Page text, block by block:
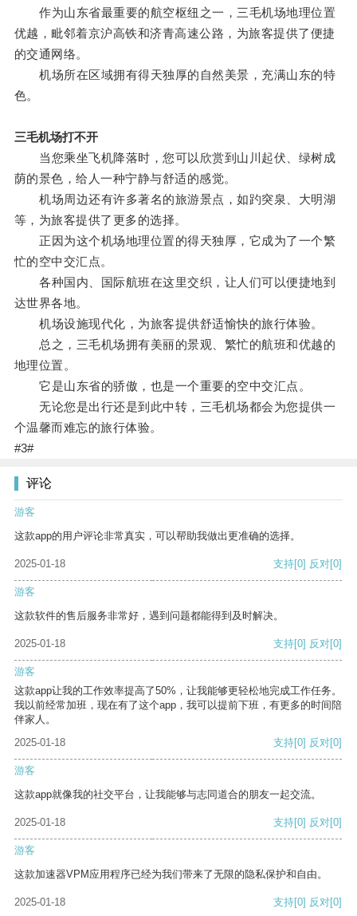
作为山东省最重要的航空枢纽之一，三毛机场地理位置
优越，毗邻着京沪高铁和济青高速公路，为旅客提供了便捷
的交通网络。
机场所在区域拥有得天独厚的自然美景，充满山东的特
色。
三毛机场打不开
当您乘坐飞机降落时，您可以欣赏到山川起伏、绿树成
荫的景色，给人一种宁静与舒适的感觉。
机场周边还有许多著名的旅游景点，如趵突泉、大明湖
等，为旅客提供了更多的选择。
正因为这个机场地理位置的得天独厚，它成为了一个繁
忙的空中交汇点。
各种国内、国际航班在这里交织，让人们可以便捷地到
达世界各地。
机场设施现代化，为旅客提供舒适愉快的旅行体验。
总之，三毛机场拥有美丽的景观、繁忙的航班和优越的
地理位置。
它是山东省的骄傲，也是一个重要的空中交汇点。
无论您是出行还是到此中转，三毛机场都会为您提供一
个温馨而难忘的旅行体验。
#3#
评论
游客
这款app的用户评论非常真实，可以帮助我做出更准确的选择。
2025-01-18 支持[0] 反对[0]
游客
这款软件的售后服务非常好，遇到问题都能得到及时解决。
2025-01-18 支持[0] 反对[0]
游客
这款app让我的工作效率提高了50%，让我能够更轻松地完成工作任务。
我以前经常加班，现在有了这个app，我可以提前下班，有更多的时间陪
伴家人。
2025-01-18
支持[0] 反对[0]
游客
这款app就像我的社交平台，让我能够与志同道合的朋友一起交流。
2025-01-18 支持[0] 反对[0]
游客
这款加速器VPM应用程序已经为我们带来了无限的隐私保护和自由。
2025-01-18 支持[0] 反对[0]